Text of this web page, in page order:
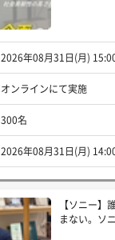
2026年08月31日(月)
オンラインにて実施
300名
2026年08月31日(月)
【ソニー】
まない。ソ